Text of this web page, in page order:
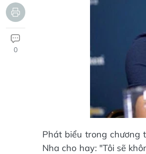
0
Phát biểu trong chương
Nha cho hay: "Tôi sẽ